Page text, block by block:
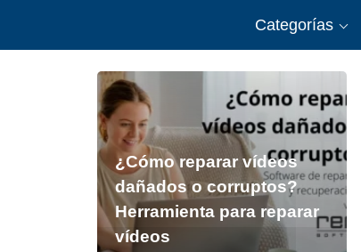
Categorías
¿Cómo reparar vídeos
dañados o corruptos?
Herramienta para reparar
vídeos